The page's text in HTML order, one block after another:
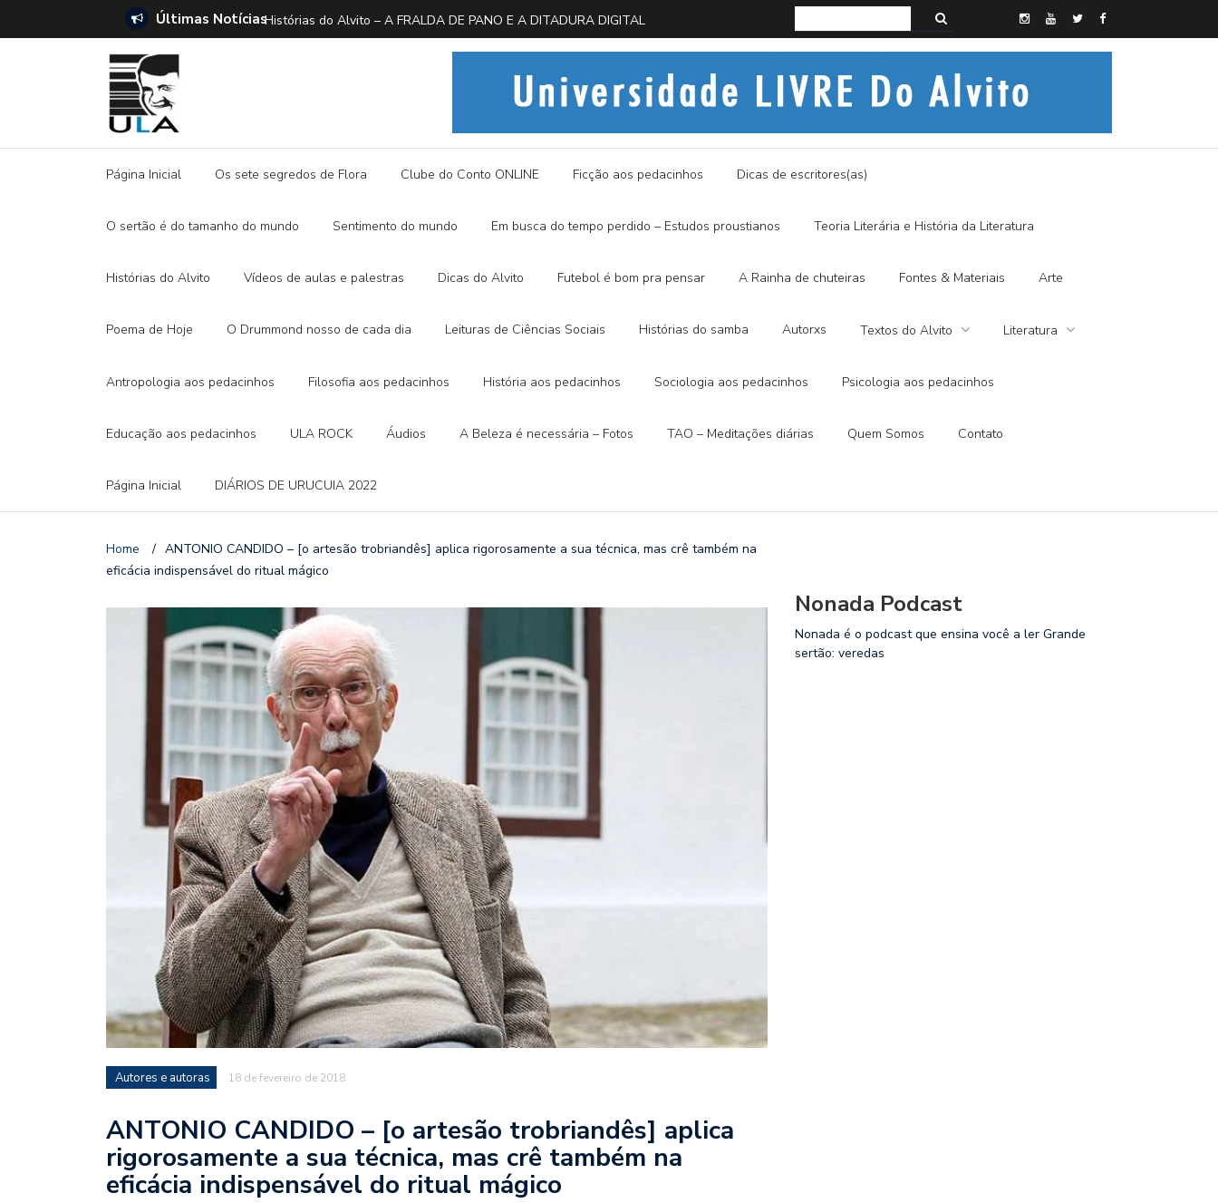
Últimas Notícias
E A DITADURA DIGITAL Histórias do Alvito – EM BUSCA DA BORBOLETA AZUL Histórias do Alvito – SEMI-MÍSTICO, SIM SENHOR
Página Inicial Os sete segredos de Flora Clube do Conto ONLINE Ficção aos pedacinhos Dicas de escritores(as)
O sertão é do tamanho do mundo Sentimento do mundo Em busca do tempo perdido – Estudos proustianos Teoria Literária e História da Literatura
Histórias do Alvito Vídeos de aulas e palestras Dicas do Alvito Futebol é bom pra pensar A Rainha de chuteiras Fontes & Materiais Arte
Poema de Hoje O Drummond nosso de cada dia Leituras de Ciências Sociais Histórias do samba Autorxs Textos do Alvito Literatura
Antropologia aos pedacinhos Filosofia aos pedacinhos História aos pedacinhos Sociologia aos pedacinhos Psicologia aos pedacinhos
Educação aos pedacinhos ULA ROCK Áudios A Beleza é necessária – Fotos TAO – Meditações diárias Quem Somos Contato
Página Inicial DIÁRIOS DE URUCUIA 2022
Home / ANTONIO CANDIDO – [o artesão trobriandês] aplica rigorosamente a sua técnica, mas crê também na
eficácia indispensável do ritual mágico
Autores e autoras 18 de fevereiro de 2018
ANTONIO CANDIDO – [o artesão trobriandês] aplica
rigorosamente a sua técnica, mas crê também na
eficácia indispensável do ritual mágico
Nonada Podcast
Nonada é o podcast que ensina você a ler Grande
sertão: veredas